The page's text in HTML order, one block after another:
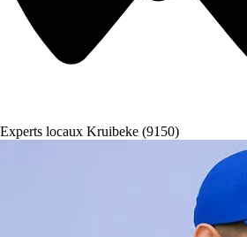
Experts locaux Kruibeke (9150)